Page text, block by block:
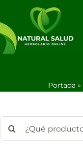
contenido
Portada »